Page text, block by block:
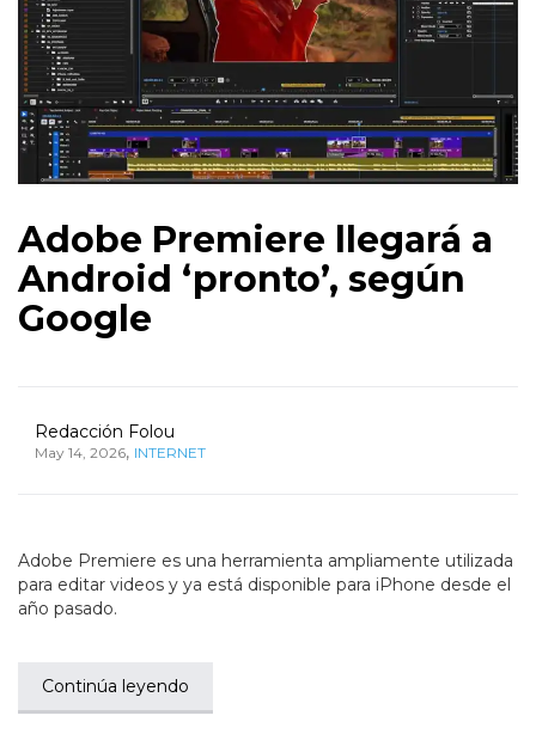
Adobe Premiere llegará a
Android ‘pronto’, según
Google
Redacción Folou
May 14, 2026, INTERNET
Adobe Premiere es una herramienta ampliamente utilizada
para editar videos y ya está disponible para iPhone desde el
año pasado.
Continúa leyendo